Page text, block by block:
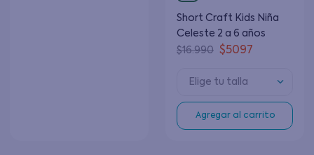
Short Craft Kids Niña
Celeste 2 a 6 años
$16.990 $5097
Elige tu talla
Agregar al carrito